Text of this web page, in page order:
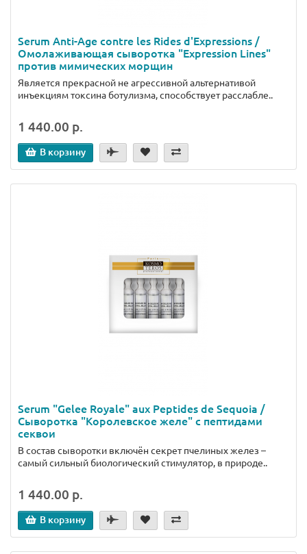
Serum Anti-Age contre les Rides d'Expressions /
Омолаживающая сыворотка "Expression Lines"
против мимических морщин
Является прекрасной не агрессивной альтернативой
инъекциям токсина ботулизма, способствует расслабле..
1 440.00 р.
В корзину
Serum "Gelee Royale" aux Peptides de Sequoia /
Сыворотка "Королевское желе" с пептидами
секвои
В состав сыворотки включён секрет пчелиных желез –
самый сильный биологический стимулятор, в природе..
1 440.00 р.
В корзину